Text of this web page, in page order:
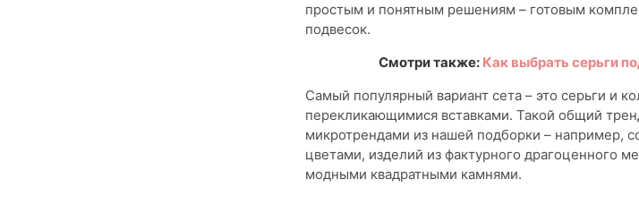
простым и понятным решениям – готовым
подвесок.
Смотри также: Как выбрать серьги
Самый популярный вариант сета – это серьги и
перекликающимися вставками. Такой общий
микротрендами из нашей подборки – например,
цветами, изделий из фактурного драгоценного
модными квадратными камнями.